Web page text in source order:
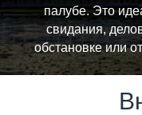
палубе. Это
свидания,
обстановке или